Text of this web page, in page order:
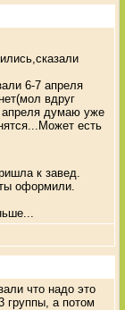
6-7 апреля
вдруг
апреля думаю уже
есть
к завед.
оформили.
что надо это
группы, а потом